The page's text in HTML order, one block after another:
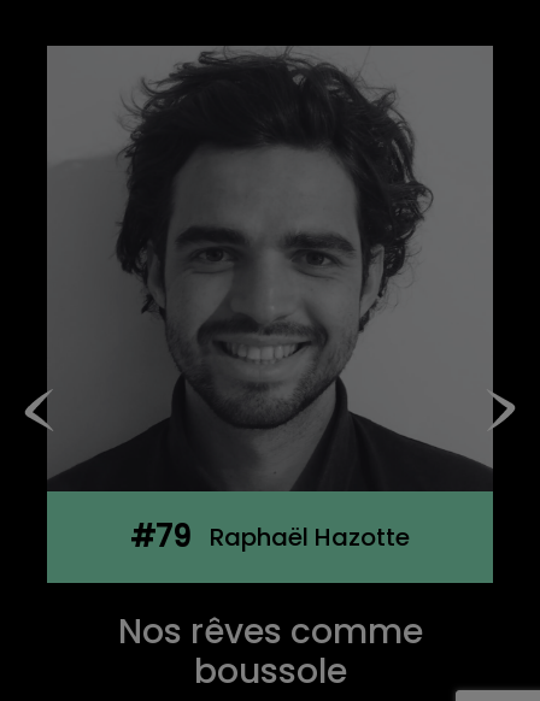
#78 Olivia De Roubin
Terre de Milpa : Semer des
liens, récolter du sens